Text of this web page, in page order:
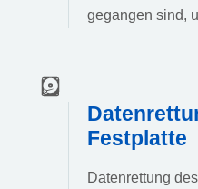
gegangen sind,
Festplatte
Datenrettung